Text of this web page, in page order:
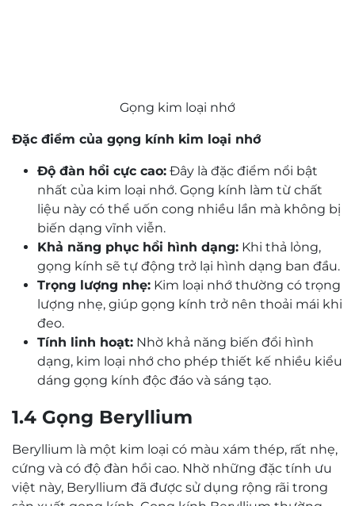
Gọng kim loại nhớ
Đặc điểm của gọng kính kim loại nhớ
Độ đàn hồi cực cao: Đây là đặc điểm nổi bật
nhất của kim loại nhớ. Gọng kính làm từ chất
liệu này có thể uốn cong nhiều lần mà không bị
biến dạng vĩnh viễn.
Khả năng phục hồi hình dạng: Khi thả lỏng,
gọng kính sẽ tự động trở lại hình dạng ban đầu.
Trọng lượng nhẹ: Kim loại nhớ thường có trọng
lượng nhẹ, giúp gọng kính trở nên thoải mái khi
đeo.
Tính linh hoạt: Nhờ khả năng biến đổi hình
dạng, kim loại nhớ cho phép thiết kế nhiều kiểu
dáng gọng kính độc đáo và sáng tạo.
1.4 Gọng Beryllium
Beryllium là một kim loại có màu xám thép, rất nhẹ,
cứng và có độ đàn hồi cao. Nhờ những đặc tính ưu
việt này, Beryllium đã được sử dụng rộng rãi trong